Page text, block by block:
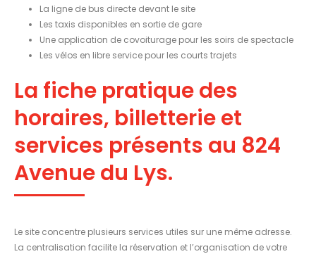
La ligne de bus directe devant le site
Les taxis disponibles en sortie de gare
Une application de covoiturage pour les soirs de spectacle
Les vélos en libre service pour les courts trajets
La fiche pratique des
horaires, billetterie et
services présents au 824
Avenue du Lys.
Le site concentre plusieurs services utiles sur une même adresse.
La centralisation facilite la réservation et l’organisation de votre